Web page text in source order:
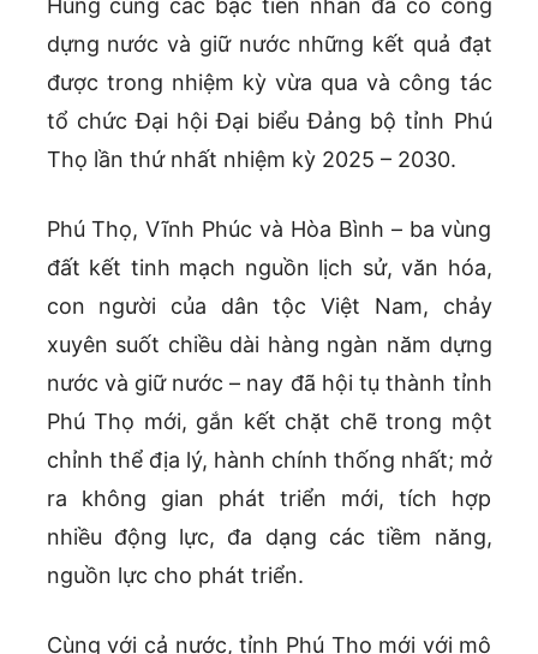
Hùng cùng các bậc tiền nhân đã có công
dựng nước và giữ nước những kết quả đạt
được trong nhiệm kỳ vừa qua và công tác
tổ chức Đại hội Đại biểu Đảng bộ tỉnh Phú
Thọ lần thứ nhất nhiệm kỳ 2025 – 2030.
Phú Thọ, Vĩnh Phúc và Hòa Bình – ba vùng
đất kết tinh mạch nguồn lịch sử, văn hóa,
con người của dân tộc Việt Nam, chảy
xuyên suốt chiều dài hàng ngàn năm dựng
nước và giữ nước – nay đã hội tụ thành tỉnh
Phú Thọ mới, gắn kết chặt chẽ trong một
chỉnh thể địa lý, hành chính thống nhất; mở
ra không gian phát triển mới, tích hợp
nhiều động lực, đa dạng các tiềm năng,
nguồn lực cho phát triển.
Cùng với cả nước, tỉnh Phú Thọ mới với mô